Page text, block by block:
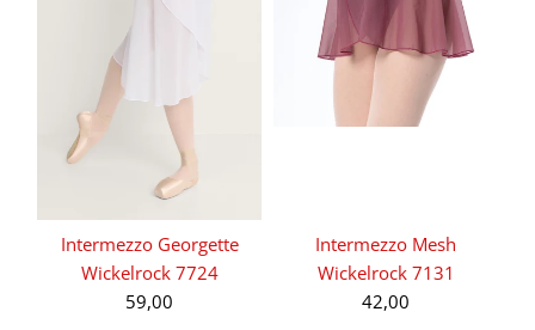
Intermezzo Georgette
Wickelrock 7724
59,00
Intermezzo Mesh
Wickelrock 7131
42,00